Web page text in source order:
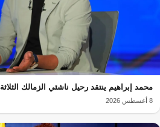
محمد إبراهيم ينتقد رحيل ناشئي الزمالك الثلاثة
8 أغسطس 2026